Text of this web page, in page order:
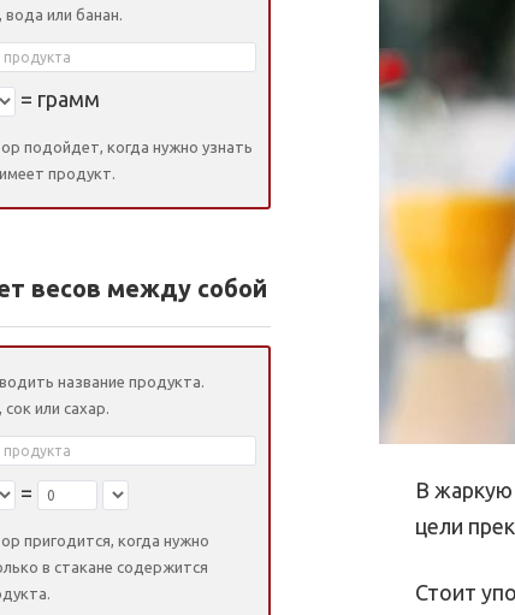
В жаркую
цели
Стоит
или банан.
= грамм
подойдет, когда нужно узнать
продукт.
весов между собой
название продукта.
или сахар.
=
пригодится, когда нужно
в стакане содержится